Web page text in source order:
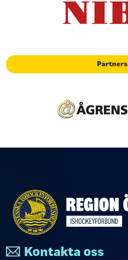
Partners
Kontakta oss